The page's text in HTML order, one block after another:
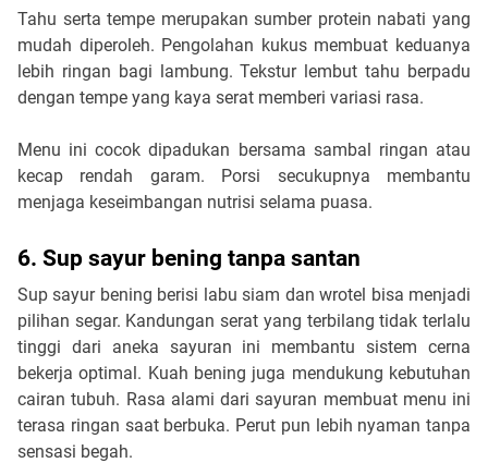
Tahu serta tempe merupakan sumber protein nabati yang
mudah diperoleh. Pengolahan kukus membuat keduanya
lebih ringan bagi lambung. Tekstur lembut tahu berpadu
dengan tempe yang kaya serat memberi variasi rasa.
Menu ini cocok dipadukan bersama sambal ringan atau
kecap rendah garam. Porsi secukupnya membantu
menjaga keseimbangan nutrisi selama puasa.
6. Sup sayur bening tanpa santan
Sup sayur bening berisi labu siam dan wrotel bisa menjadi
pilihan segar. Kandungan serat yang terbilang tidak terlalu
tinggi dari aneka sayuran ini membantu sistem cerna
bekerja optimal. Kuah bening juga mendukung kebutuhan
cairan tubuh. Rasa alami dari sayuran membuat menu ini
terasa ringan saat berbuka. Perut pun lebih nyaman tanpa
sensasi begah.